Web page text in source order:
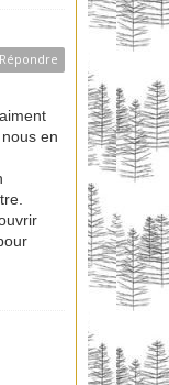
Répondre
en